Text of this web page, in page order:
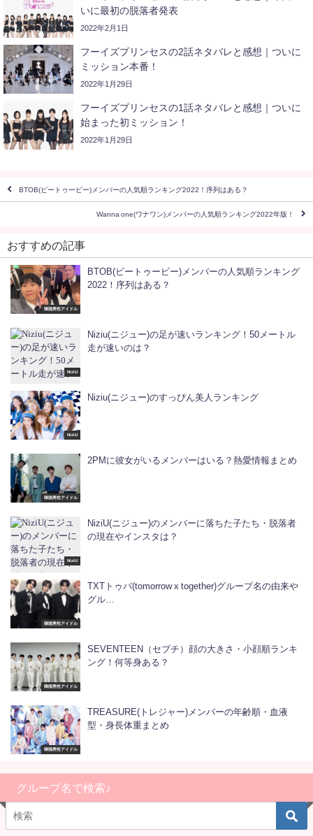
いに最初の脱落者発表
2022年2月1日
フーイズプリンセスの2話ネタバレと感想｜ついに
ミッション本番！
2022年1月29日
フーイズプリンセスの1話ネタバレと感想｜ついに
始まった初ミッション！
2022年1月29日
BTOB(ビートゥービー)メンバーの人気順ランキング2022！序列はある？
Wanna one(ワナワン)メンバーの人気順ランキング2022年版！
おすすめの記事
韓国男性アイドル
BTOB(ビートゥービー)メンバーの人気順ランキング
2022！序列はある？
NiziU
Niziu(ニジュー)の足が速いランキング！50メートル
走が速いのは？
NiziU
Niziu(ニジュー)のすっぴん美人ランキング
韓国男性アイドル
2PMに彼女がいるメンバーはいる？熱愛情報まとめ
NiziU
NiziU(ニジュー)のメンバーに落ちた子たち・脱落者
の現在やインスタは？
韓国男性アイドル
TXTトゥバ(tomorrow x together)グループ名の由来や
グル…
韓国男性アイドル
SEVENTEEN（セブチ）顔の大きさ・小顔順ランキ
ング！何等身ある？
韓国男性アイドル
TREASURE(トレジャー)メンバーの年齢順・血液
型・身長体重まとめ
グループ名で検索♪